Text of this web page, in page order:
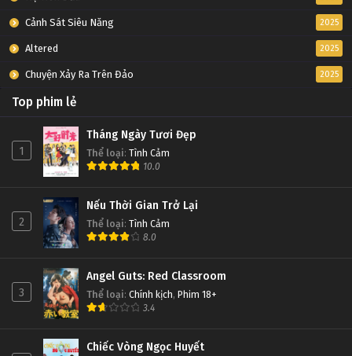
Cảnh Sát Siêu Năng 2025
Altered 2025
Chuyện Xảy Ra Trên Đảo 2025
Top phim lẻ
1
Tháng Ngày Tươi Đẹp
Thể loại: Tình Cảm
10.0
2
Nếu Thời Gian Trở Lại
Thể loại: Tình Cảm
8.0
3
Angel Guts: Red Classroom
Thể loại: Chính kịch, Phim 18+
3.4
Chiếc Vòng Ngọc Huyết